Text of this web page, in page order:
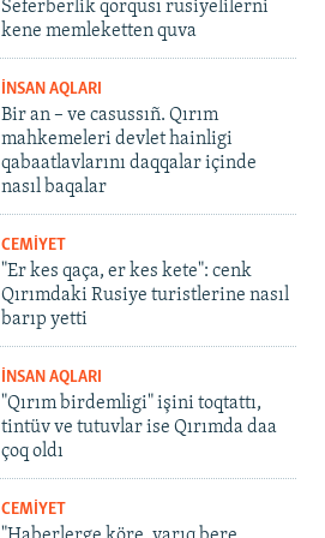
Seferberlik qorqusı rusiyelilerni
kene memleketten quva
İNSAN AQLARI
Bir an – ve casussıñ. Qırım
mahkemeleri devlet hainligi
qabaatlavlarını daqqalar içinde
nasıl baqalar
CEMİYET
"Er kes qaça, er kes kete": cenk
Qırımdaki Rusiye turistlerine nasıl
barıp yetti
İNSAN AQLARI
"Qırım birdemligi" işini toqtattı,
tintüv ve tutuvlar ise Qırımda daa
çoq oldı
CEMİYET